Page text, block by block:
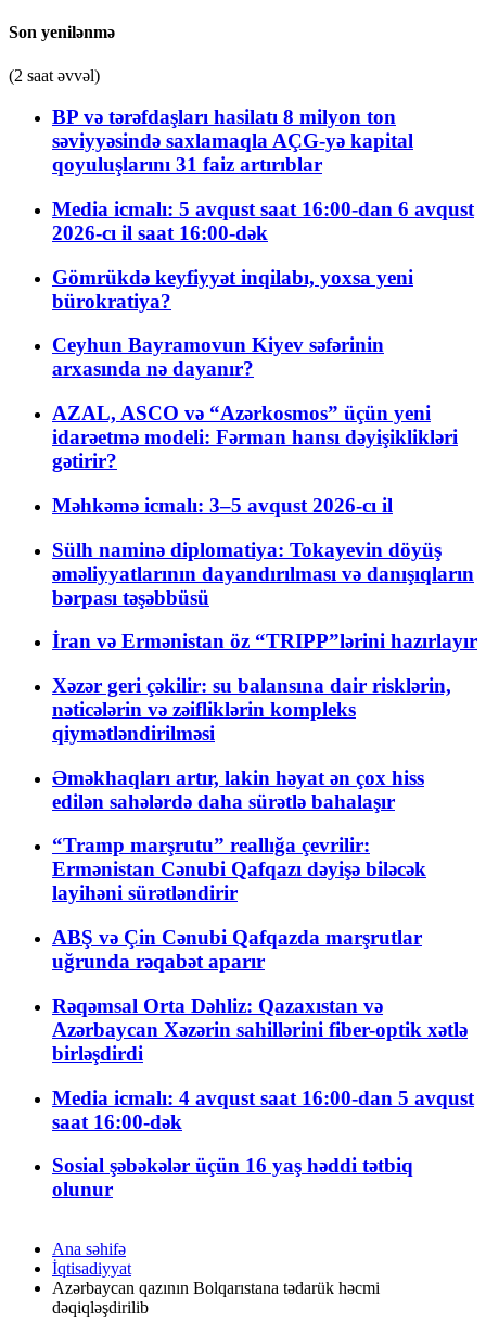
Son yenilənmə
(2 saat əvvəl)
BP və tərəfdaşları hasilatı 8 milyon ton
səviyyəsində saxlamaqla AÇG-yə kapital
qoyuluşlarını 31 faiz artırıblar
Media icmalı: 5 avqust saat 16:00-dan 6 avqust
2026-cı il saat 16:00-dək
Gömrükdə keyfiyyət inqilabı, yoxsa yeni
bürokratiya?
Ceyhun Bayramovun Kiyev səfərinin
arxasında nə dayanır?
AZAL, ASCO və “Azərkosmos” üçün yeni
idarəetmə modeli: Fərman hansı dəyişiklikləri
gətirir?
Məhkəmə icmalı: 3–5 avqust 2026-cı il
Sülh naminə diplomatiya: Tokayevin döyüş
əməliyyatlarının dayandırılması və danışıqların
bərpası təşəbbüsü
İran və Ermənistan öz “TRIPP”lərini hazırlayır
Xəzər geri çəkilir: su balansına dair risklərin,
nəticələrin və zəifliklərin kompleks
qiymətləndirilməsi
Əməkhaqları artır, lakin həyat ən çox hiss
edilən sahələrdə daha sürətlə bahalaşır
“Tramp marşrutu” reallığa çevrilir:
Ermənistan Cənubi Qafqazı dəyişə biləcək
layihəni sürətləndirir
ABŞ və Çin Cənubi Qafqazda marşrutlar
uğrunda rəqabət aparır
Rəqəmsal Orta Dəhliz: Qazaxıstan və
Azərbaycan Xəzərin sahillərini fiber-optik xətlə
birləşdirdi
Media icmalı: 4 avqust saat 16:00-dan 5 avqust
saat 16:00-dək
Sosial şəbəkələr üçün 16 yaş həddi tətbiq
olunur
Ana səhifə
İqtisadiyyat
Azərbaycan qazının Bolqarıstana tədarük həcmi
dəqiqləşdirilib